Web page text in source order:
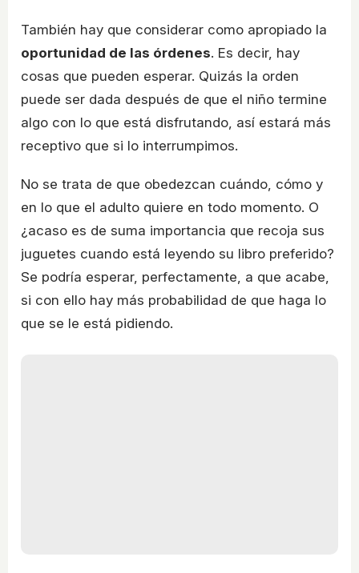
También hay que considerar como apropiado la
oportunidad de las órdenes. Es decir, hay
cosas que pueden esperar. Quizás la orden
puede ser dada después de que el niño termine
algo con lo que está disfrutando, así estará más
receptivo que si lo interrumpimos.
No se trata de que obedezcan cuándo, cómo y
en lo que el adulto quiere en todo momento. O
¿acaso es de suma importancia que recoja sus
juguetes cuando está leyendo su libro preferido?
Se podría esperar, perfectamente, a que acabe,
si con ello hay más probabilidad de que haga lo
que se le está pidiendo.